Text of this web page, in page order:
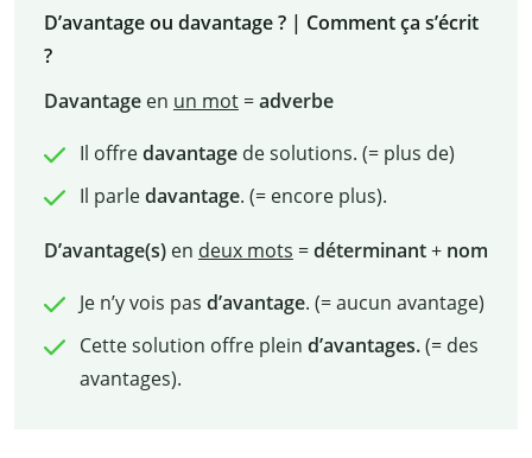
D’avantage ou davantage ? | Comment ça s’écrit
?
Davantageen un mot=adverbe
Il offredavantage de solutions. (= plus de)
Il parledavantage. (= encore plus).
D’avantage(s)en deux mots =déterminant+ nom
Je n’y vois pas d’avantage. (= aucun avantage)
Cette solution offre plein d’avantages.(= des
avantages).